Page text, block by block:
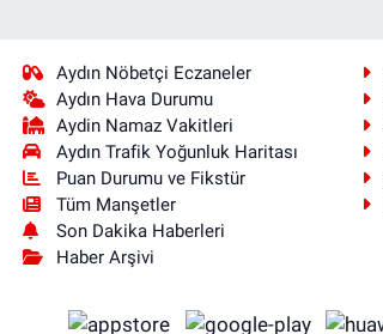
Aydın Nöbetçi Eczaneler
Aydın Hava Durumu
Aydin Namaz Vakitleri
Aydın Trafik Yoğunluk Haritası
Puan Durumu ve Fikstür
Tüm Manşetler
Son Dakika Haberleri
Haber Arşivi